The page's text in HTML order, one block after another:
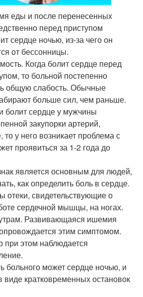
еды и после перенесенных
перед приступом
сердце ночью, из-за чего он
от бессонницы.
Когда болит сердце перед
то больной постепенно
общую слабость. Обычные
больше сил, чем раньше.
болит сердце у мужчины
закупорки артерий,
у него возникает проблема с
проявиться за 1-2 года до
является основным для людей,
как определить боль в сердце.
отеки, свидетельствующие о
сердечной мышцы, на ногах.
Развивающаяся ишемия
этим симптомом.
при этом наблюдается
больного может сердце ночью, и
виде кратковременных остановок